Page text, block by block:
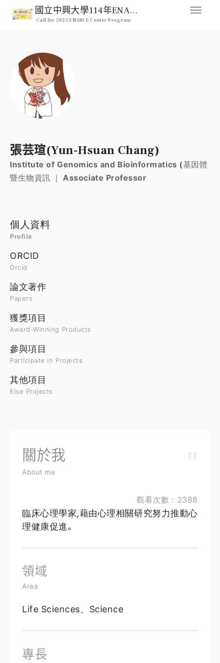
國立中興大學114年ENABLE Center 跨領域整合型研究計畫徵求公告
Call for 2025 ENABLE Center Program
人才列表
Professional
Signup
Login
張芸瑄(Yun-Hsuan Chang)
Institute of Genomics and Bioinformatics (基因體
暨生物資訊 ｜ Associate Professor
個人資料
Profile
ORCID
Orcid
論文著作
Papers
獲獎項目
Award-Winning Products
參與項目
Participate in Projects
其他項目
Else Projects
關於我
About me
觀看次數：2388
臨床心理學家,藉由心理相關研究努力推動心
理健康促進｡
領域
Area
Life Sciences、Science
專長